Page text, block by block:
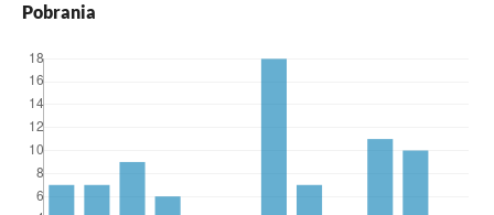
Pobrania